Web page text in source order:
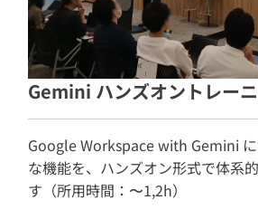
Gemini ハンズオントレー
Google Workspace with Gemini
な機能を、ハンズオン形式で体系
す（所用時間：〜1,2h）